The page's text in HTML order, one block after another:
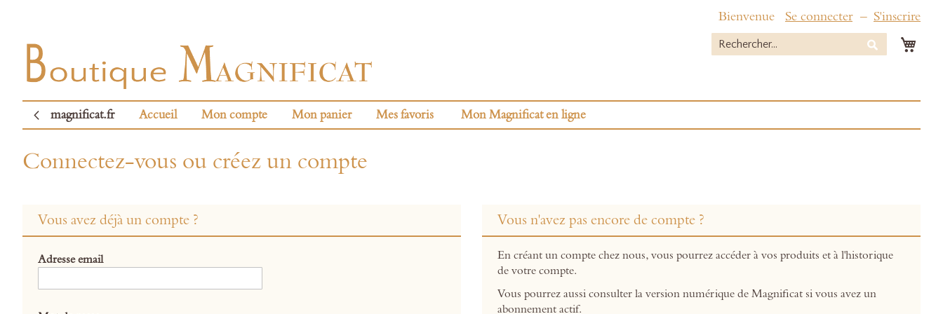
Bienvenue Se connecter S'inscrire
Rechercher
magnificat.fr Accueil Mon compte Mon panier Mes favoris Mon Magnificat en ligne
Connectez-vous ou créez un compte
Vous avez déjà un compte ?
Adresse email
Vous n'avez pas encore de compte ?
En créant un compte chez nous, vous pourrez accéder à vos produits et à l'historique
de votre compte.
Vous pourrez aussi consulter la version numérique de Magnificat si vous avez un
abonnement actif.